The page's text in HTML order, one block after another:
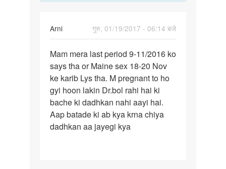
devi
Arni
गुरु, 01/19/2017 - 06:14 बजे
Mam
mera
last
period
9-
11
Mam mera last period 9-11/2016 ko
says tha or Maine sex 18-20 Nov
ke karib Lys tha. M pregnant to ho
gyi hoon lakin Dr.bol rahi hai ki
bache ki dadhkan nahi aayi hai.
Aap batade ki ab kya krna chiya
dadhkan aa jayegi kya